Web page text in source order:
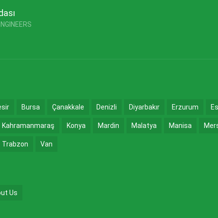
Bursa Çanakkale Denizli Diyarbakır Erzurum
Kahramanmaraş Konya Mardin Malatya Manisa
Trabzon Van
Us